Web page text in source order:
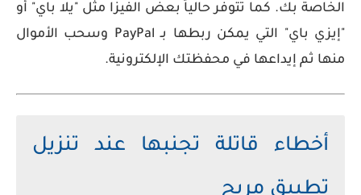
الخاصة بك. كما تتوفر حالياً بعض الفيزا مثل "يلا باي" أو
"إيزي باي" التي يمكن ربطها بـ PayPal وسحب الأموال
منها ثم إيداعها في محفظتك الإلكترونية.
أخطاء قاتلة تجنبها عند تنزيل
تطبيق مربح